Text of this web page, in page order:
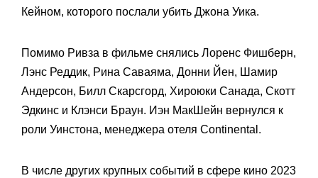
Кейном, которого послали убить Джона Уика.
Помимо Ривза в фильме снялись Лоренс Фишберн,
Лэнс Реддик, Рина Саваяма, Донни Йен, Шамир
Андерсон, Билл Скарсгорд, Хироюки Санада, Скотт
Эдкинс и Клэнси Браун. Иэн МакШейн вернулся к
роли Уинстона, менеджера отеля Continental.
В числе других крупных событий в сфере кино 2023